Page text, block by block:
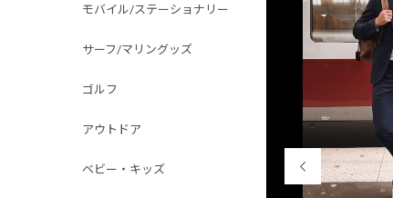
モバイル/ステーショナリー
サーフ/マリングッズ
ゴルフ
アウトドア
ベビー・キッズ